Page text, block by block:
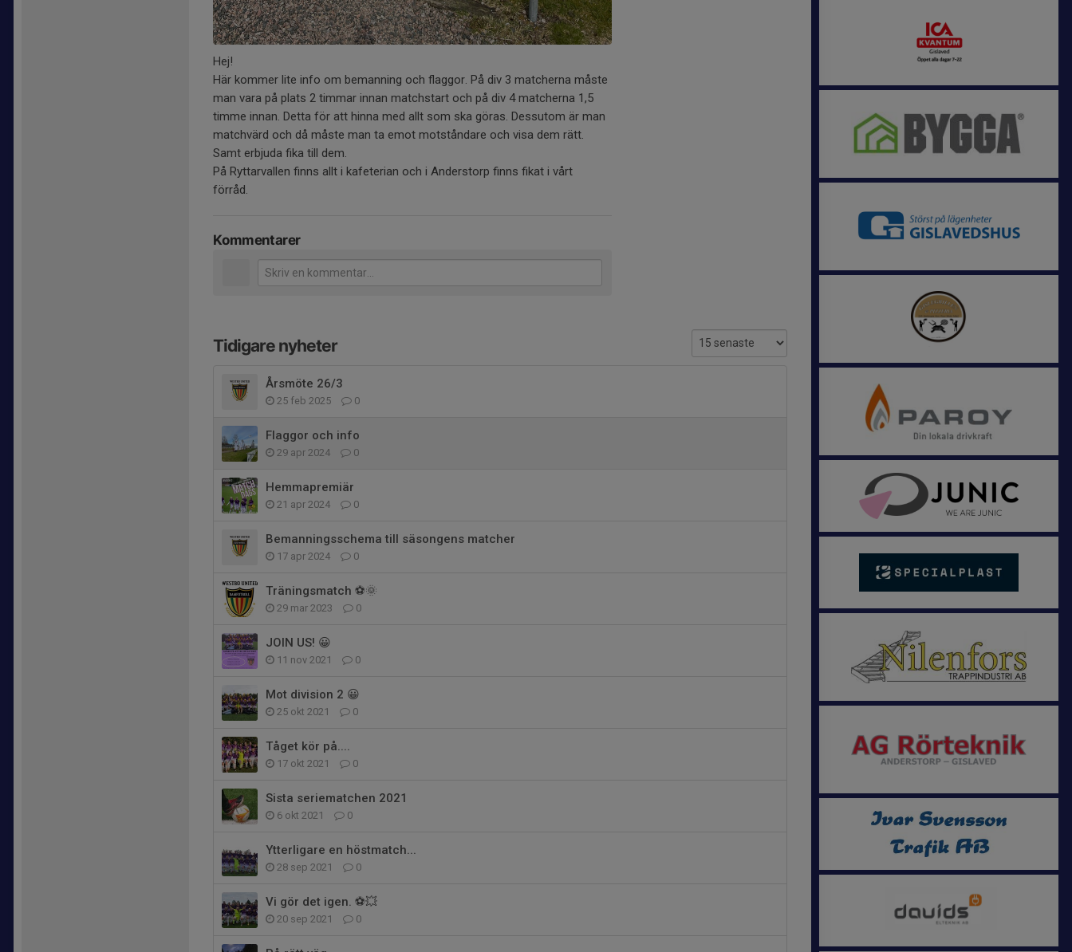
Hej!
Här kommer lite info om bemanning och flaggor. På div 3 matcherna måste
man vara på plats 2 timmar innan matchstart och på div 4 matcherna 1,5
timme innan. Detta för att hinna med allt som ska göras. Dessutom är man
matchvärd och då måste man ta emot motståndare och visa dem rätt.
Samt erbjuda fika till dem.
På Ryttarvallen finns allt i kafeterian och i Anderstorp finns fikat i vårt
förråd.
Kommentarer
Tidigare nyheter
Årsmöte 26/3
25 feb 2025 0
Flaggor och info
29 apr 2024 0
Hemmapremiär
21 apr 2024 0
Bemanningsschema till säsongens matcher
17 apr 2024 0
Träningsmatch ⚽🌞
29 mar 2023 0
JOIN US! 😀
11 nov 2021 0
Mot division 2 😀
25 okt 2021 0
Tåget kör på....
17 okt 2021 0
Sista seriematchen 2021
6 okt 2021 0
Ytterligare en höstmatch...
28 sep 2021 0
Vi gör det igen. ⚽️💥
20 sep 2021 0